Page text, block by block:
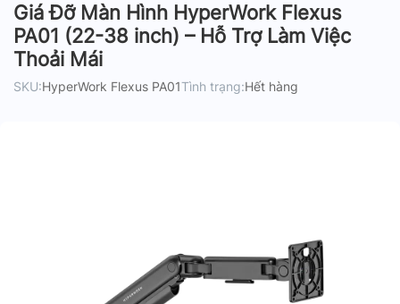
Giá Đỡ Màn Hình HyperWork Flexus
PA01 (22-38 inch) – Hỗ Trợ Làm Việc
Thoải Mái
SKU:HyperWork Flexus PA01Tình trạng:Hết hàng